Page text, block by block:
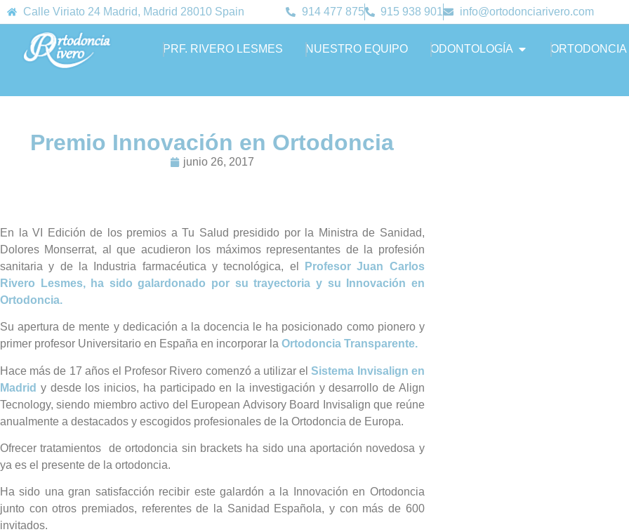
Calle Viriato 24 Madrid, Madrid 28010 Spain 914 477 875 915 938 901 info@ortodonciarivero.com
PRF. RIVERO LESMES NUESTRO EQUIPO ODONTOLOGÍA ORTODONCIA
Premio Innovación en Ortodoncia
junio 26, 2017
En la VI Edición de los premios a Tu Salud presidido por la Ministra de Sanidad,
Dolores Monserrat, al que acudieron los máximos representantes de la profesión
sanitaria y de la Industria farmacéutica y tecnológica, el
Profesor Juan Carlos
Rivero Lesmes, ha sido galardonado por su trayectoria y su Innovación en
Ortodoncia.
Su apertura de mente y dedicación a la docencia le ha posicionado como pionero y
primer profesor Universitario en España en incorporar la Ortodoncia Transparente.
Hace más de 17 años el Profesor Rivero comenzó a utilizar elSistema Invisalign en
Madrid y desde los inicios, ha participado en la investigación y desarrollo de Align
Tecnology, siendo miembro activo del European Advisory Board Invisalign que reúne
anualmente a destacados y escogidos profesionales de la Ortodoncia de Europa.
Ofrecer tratamientos de ortodoncia sin brackets ha sido una aportación novedosa y
ya es el presente de la ortodoncia.
Ha sido una gran satisfacción recibir este galardón a la Innovación en Ortodoncia
junto con otros premiados, referentes de la Sanidad Española, y con más de 600
invitados.